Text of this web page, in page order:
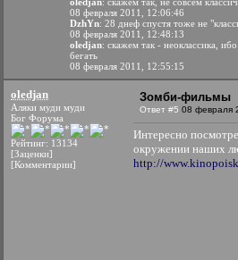
08 февраля 2011, 12:06:46
DzhYn: 28 днеф спустя тоже не
08 февраля 2011, 12:48:13
oledjan: скажем так - неоклассика,
бегать
08 февраля 2011, 12:55:15
oledjan
Аляки муди муди
Бог Форума
Рейтинг: 13134
[Заценки]
[Комментарии]
Зомби-фильмы
Ответ #5 08 февраля
Интересно
окружении наших
http://